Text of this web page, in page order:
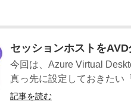
セッションホストを
今回は、Azure Virtual
真っ先に設定しておきたい
記事を読む